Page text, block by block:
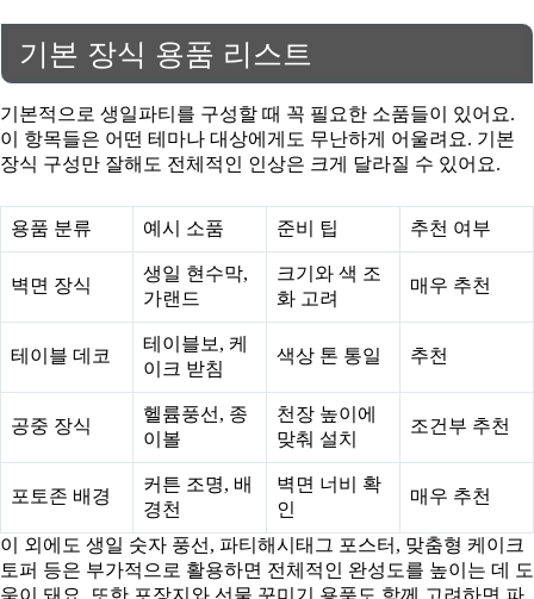
기본 장식 용품 리스트
기본적으로 생일파티를 구성할 때 꼭 필요한 소품들이 있어요.
이 항목들은 어떤 테마나 대상에게도 무난하게 어울려요. 기본
장식 구성만 잘해도 전체적인 인상은 크게 달라질 수 있어요.
용품 분류 예시 소품 준비 팁 추천 여부
벽면 장식
생일 현수막,
가랜드
크기와 색 조
화 고려
매우 추천
테이블 데코
테이블보, 케
이크 받침
색상 톤 통일 추천
공중 장식
헬륨풍선, 종
이볼
천장 높이에
맞춰 설치
조건부 추천
포토존 배경
커튼 조명, 배
경천
벽면 너비 확
인
매우 추천
이 외에도 생일 숫자 풍선, 파티해시태그 포스터, 맞춤형 케이크
토퍼 등은 부가적으로 활용하면 전체적인 완성도를 높이는 데 도
움이 돼요. 또한 포장지와 선물 꾸미기 용품도 함께 고려하면 파